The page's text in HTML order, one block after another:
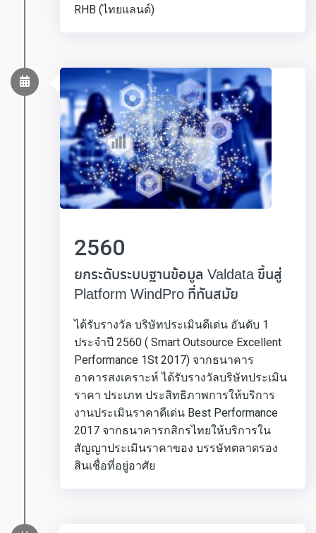
RHB (ไทยแลนด์)
2560
ยกระดับระบบฐานข้อมูล Valdata ขึ้นสู่
Platform WindPro ที่ทันสมัย
ได้รับรางวัล บริษัทประเมินดีเด่น อันดับ 1
ประจำปี 2560 ( Smart Outsource Excellent
Performance 1St 2017) จากธนาคาร
อาคารสงเคราะห์ ได้รับรางวัลบริษัทประเมิน
ราคา ประเภท ประสิทธิภาพการให้บริการ
งานประเมินราคาดีเด่น Best Performance
2017 จากธนาคารกสิกรไทยให้บริการใน
สัญญาประเมินราคาของ บรรษัทตลาดรอง
สินเชื่อที่อยู่อาศัย